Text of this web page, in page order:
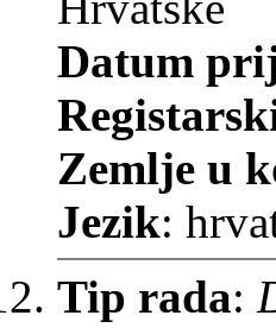
Datum
Zemlje u
Jezik:
Tip rada: